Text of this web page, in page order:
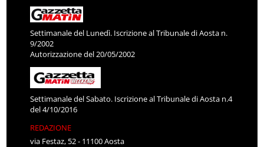
Settimanale del Lunedì. Iscrizione al Tribunale di Aosta n.
9/2002
Autorizzazione del 20/05/2002
Settimanale del Sabato. Iscrizione al Tribunale di Aosta n.4
del 4/10/2016
REDAZIONE
via Festaz, 52 - 11100 Aosta